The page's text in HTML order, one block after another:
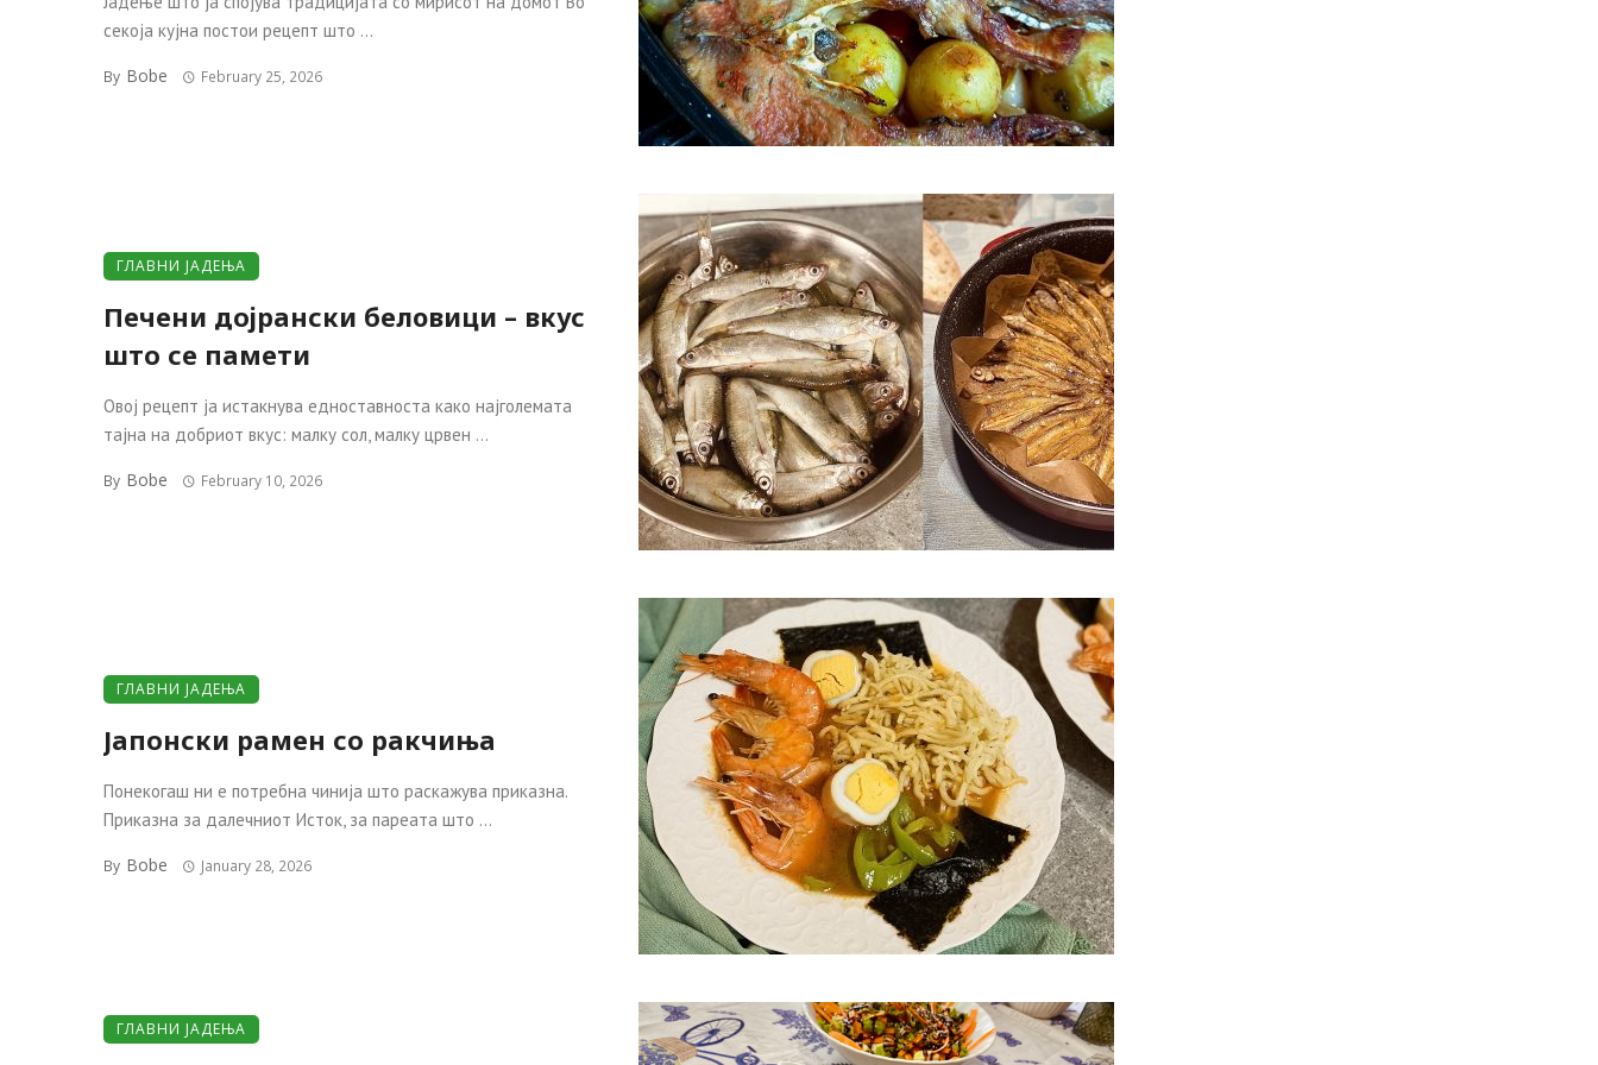
секоја кујна постои рецепт што ...
By Bobe February 25, 2026
ГЛАВНИ ЈАДЕЊА
Печени дојрански белoвици – вкус
што се памети
Овој рецепт ја истакнува едноставноста како најголемата
тајна на добриот вкус: малку сол, малку црвен ...
By Bobe February 10, 2026
ГЛАВНИ ЈАДЕЊА
Јапонски рамен со ракчиња
Понекогаш ни е потребна чинија што раскажува приказна.
Приказна за далечниот Исток, за пареата што ...
By Bobe January 28, 2026
ГЛАВНИ ЈАДЕЊА